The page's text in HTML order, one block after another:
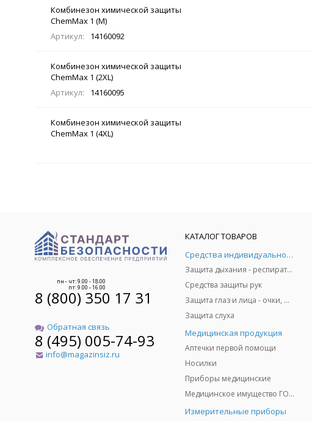
Комбинезон химической защиты
ChemMax 1 (M)
Артикул:
14160092
Комбинезон химической защиты
ChemMax 1 (2XL)
Артикул:
14160095
Комбинезон химической защиты
ChemMax 1 (4XL)
пн - чт: 9.00 - 18.00
пт: 9.00 - 16.00
8 (800) 350 17 31
Обратная связь
8 (495) 005-74-93
info@magazinsiz.ru
КАТАЛОГ ТОВАРОВ
Средства индивидуальной защиты
Защита дыхания - респираторы, противогазы, фильтры, дозиметры
Средства защиты рук
Защита глаз и лица - очки, щитки
Защита слуха
Медицинская продукция
Аптечки первой помощи
Носилки
Приборы медицинские
Медицинское имущество ГО и ЧС
Измерительные приборы